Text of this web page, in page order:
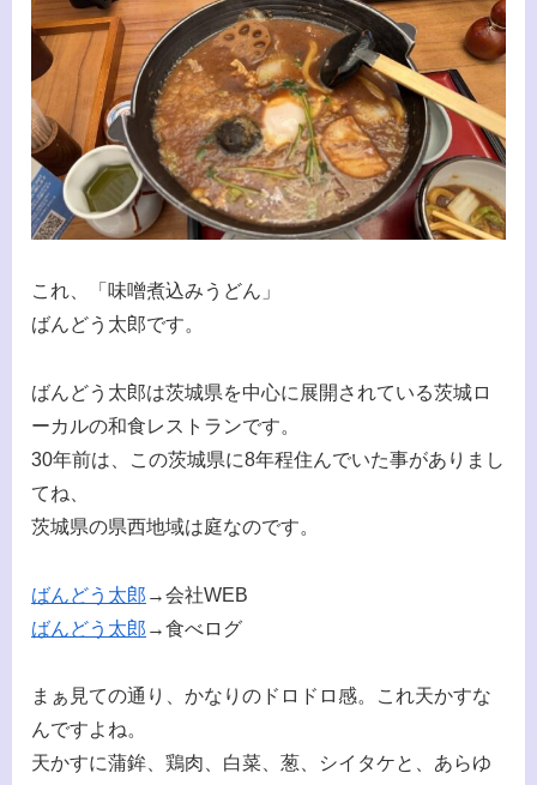
これ、「味噌煮込みうどん」
ばんどう太郎です。
ばんどう太郎は茨城県を中心に展開されている茨城ロ
ーカルの和食レストランです。
30年前は、この茨城県に8年程住んでいた事がありまし
てね、
茨城県の県西地域は庭なのです。
ばんどう太郎 →会社WEB
ばんどう太郎 →食べログ
まぁ見ての通り、かなりのドロドロ感。これ天かすな
んですよね。
天かすに蒲鉾、鶏肉、白菜、葱、シイタケと、あらゆ